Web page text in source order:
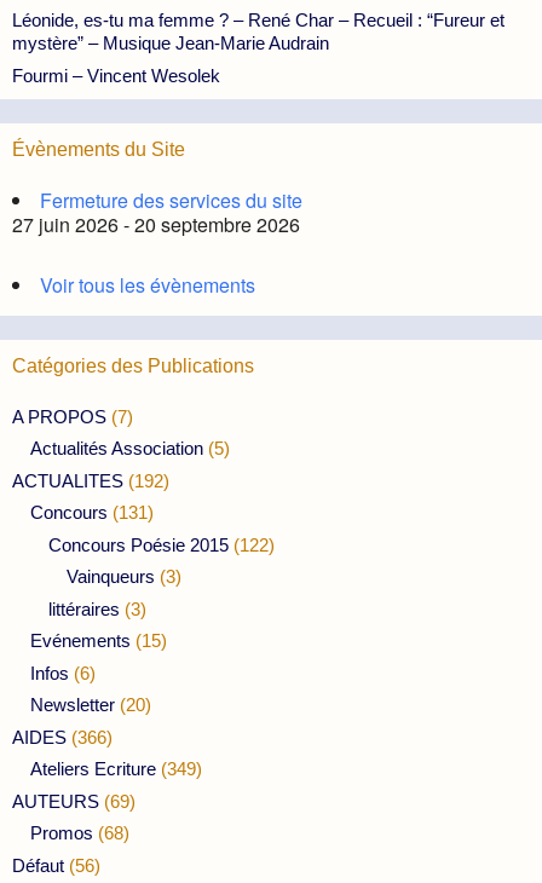
Léonide, es-tu ma femme ? – René Char – Recueil : “Fureur et
mystère” – Musique Jean-Marie Audrain
Fourmi – Vincent Wesolek
Évènements du Site
Fermeture des services du site
27 juin 2026 - 20 septembre 2026
Voir tous les évènements
Catégories des Publications
A PROPOS (7)
Actualités Association (5)
ACTUALITES (192)
Concours (131)
Concours Poésie 2015 (122)
Vainqueurs (3)
littéraires (3)
Evénements (15)
Infos (6)
Newsletter (20)
AIDES (366)
Ateliers Ecriture (349)
AUTEURS (69)
Promos (68)
Défaut (56)